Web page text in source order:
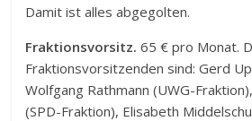
Damit ist alles abgegolten.
Fraktionsvorsitz. 65 € pro Monat.
Fraktionsvorsitzenden sind: Gerd
Wolfgang Rathmann (UWG-
(SPD-Fraktion), Elisabeth